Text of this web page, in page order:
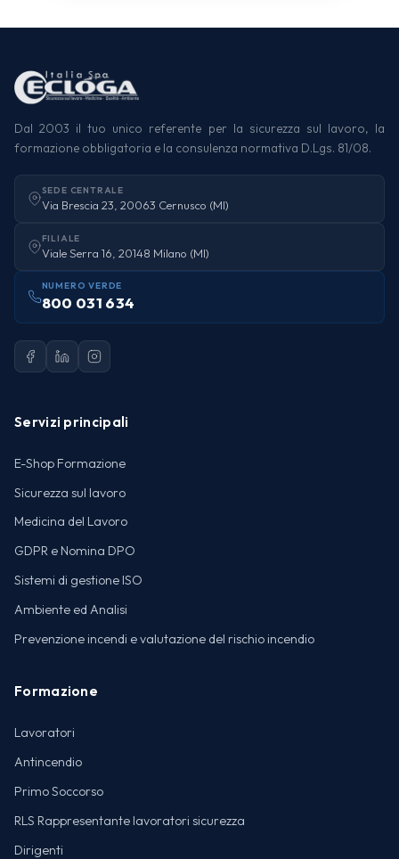
Dal 2003 il tuo unico referente per la sicurezza sul lavoro, la
formazione obbligatoria e la consulenza normativa D.Lgs. 81/08.
SEDE CENTRALE
Via Brescia 23, 20063 Cernusco (MI)
FILIALE
Viale Serra 16, 20148 Milano (MI)
NUMERO VERDE
800 031 634
Servizi principali
E-Shop Formazione
Sicurezza sul lavoro
Medicina del Lavoro
GDPR e Nomina DPO
Sistemi di gestione ISO
Ambiente ed Analisi
Prevenzione incendi e valutazione del rischio incendio
Formazione
Lavoratori
Antincendio
Primo Soccorso
RLS Rappresentante lavoratori sicurezza
Dirigenti